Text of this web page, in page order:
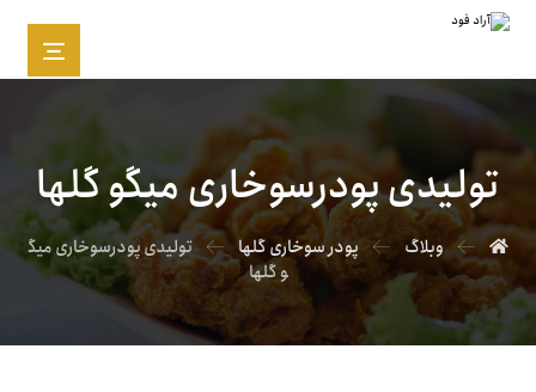
تولیدی پودرسوخاری میگو گلها
وبلاگ پودر سوخاری گلها
تولیدی پودرسوخاری میگ
و گلها